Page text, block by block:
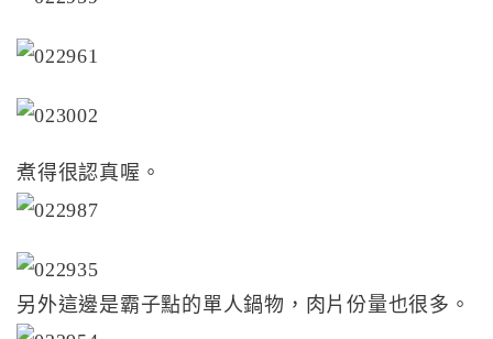
煮得很認真喔。
另外這邊是霸子點的單人鍋物，肉片份量也很多。